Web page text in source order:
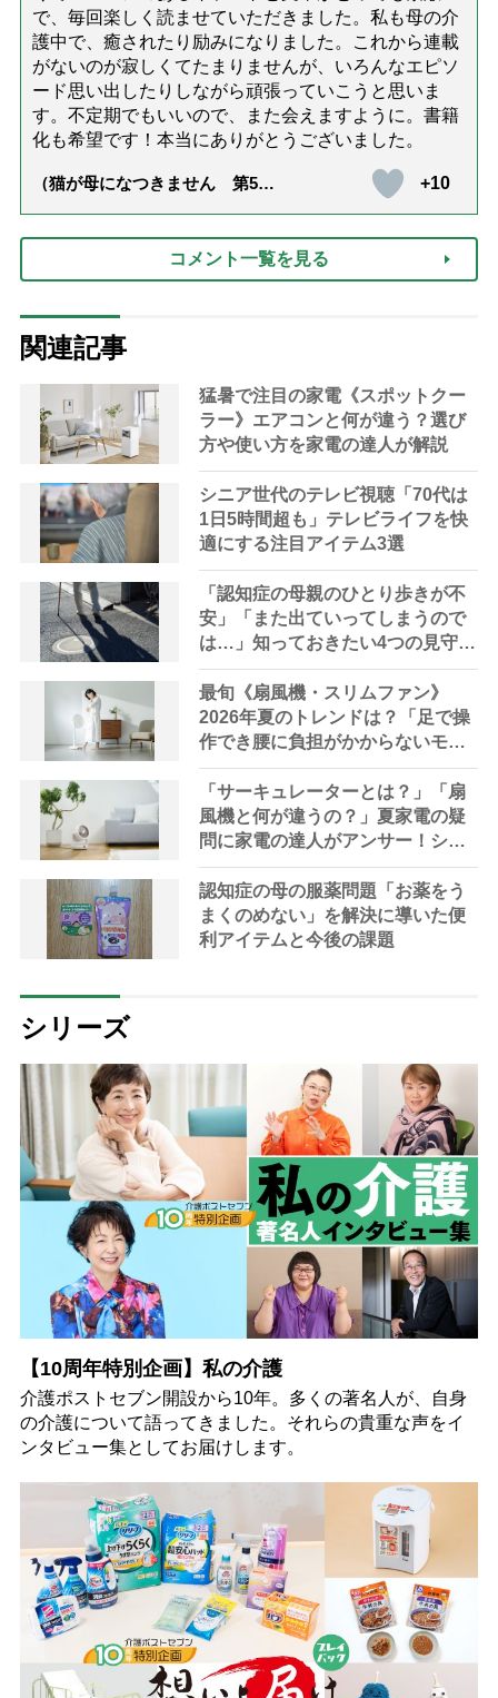
で、毎回楽しく読ませていただきました。私も母の介
護中で、癒されたり励みになりました。これから連載
がないのが寂しくてたまりませんが、いろんなエピソ
ード思い出したりしながら頑張っていこうと思いま
す。不定期でもいいので、また会えますように。書籍
化も希望です！本当にありがとうございました。
（猫が母になつきません 第500
+10
コメント一覧を見る
関連記事
猛暑で注目の家電《スポットクー
ラー》エアコンと何が違う？選び
方や使い方を家電の達人が解説
シニア世代のテレビ視聴「70代は
1日5時間超も」テレビライフを快
適にする注目アイテム3選
「認知症の母親のひとり歩きが不
安」「また出ていってしまうので
は…」知っておきたい4つの見守り
方法やサービスを専門家が解説
最旬《扇風機・スリムファン》
2026年夏のトレンドは？「足で操
作でき腰に負担がかからないモデ
ルも」【家電の達人が解説】
「サーキュレーターとは？」「扇
風機と何が違うの？」夏家電の疑
問に家電の達人がアンサー！シニ
アにおすすめの最新機種や選び方
も解説
認知症の母の服薬問題「お薬をう
まくのめない」を解決に導いた便
利アイテムと今後の課題
シリーズ
【10周年特別企画】私の介護
介護ポストセブン開設から10年。多くの著名人が、自身
の介護について語ってきました。それらの貴重な声をイ
ンタビュー集としてお届けします。